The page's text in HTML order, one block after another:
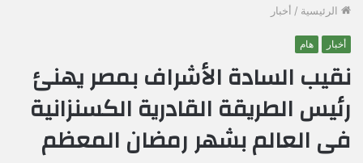
الرئيسية / أخبار
أخبار هام
نقيب السادة الأشراف بمصر يهنئ
رئيس الطريقة القادرية الكسنزانية
فى العالم بشهر رمضان المعظم